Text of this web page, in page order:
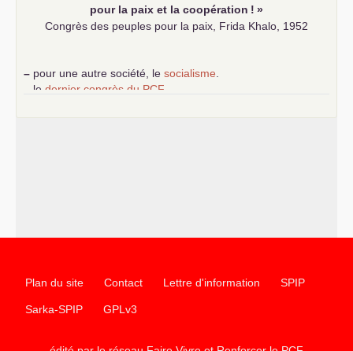
pour la paix et la coopération ! »
Congrès des peuples pour la paix, Frida Khalo, 1952
– pour une autre société, le socialisme
le dernier congrès du PCF
Plan du site Contact Lettre d'information SPIP
Sarka-SPIP GPLv3